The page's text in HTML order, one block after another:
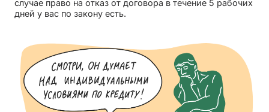
случае право на отказ от договора в течение 5 рабочих
дней у вас по закону есть.